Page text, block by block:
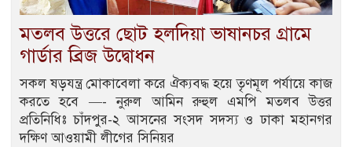
মতলব উত্তরে ছোট হলদিয়া ভাষানচর গ্রামে
গার্ডার ব্রিজ উদ্বোধন
সকল ষড়যন্ত্র মোকাবেলা করে ঐক্যবদ্ধ হয়ে তৃণমূল পর্যায়ে কাজ
করতে হবে —- নুরুল আমিন রুহুল এমপি মতলব উত্তর
প্রতিনিধিঃ চাঁদপুর-২ আসনের সংসদ সদস্য ও ঢাকা মহানগর
দক্ষিণ আওয়ামী লীগের সিনিয়র